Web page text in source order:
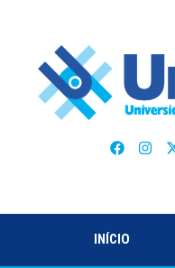
INÍCIO